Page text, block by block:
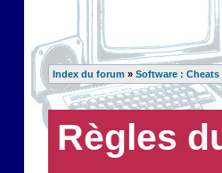
Index du forum » Software : Cheats
Règles